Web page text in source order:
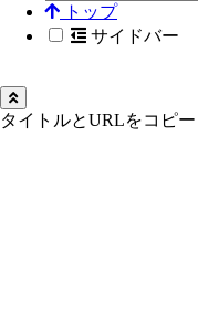
トップ
サイドバー
タイトルとURLをコピ